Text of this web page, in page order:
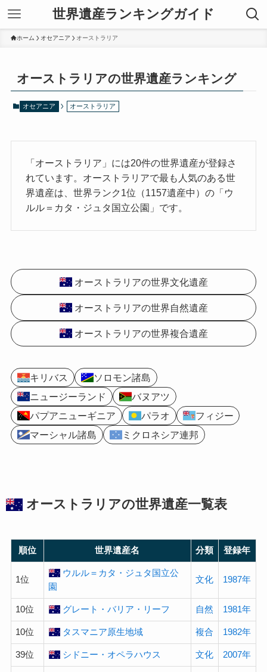
世界遺産ランキングガイド
ホーム オセアニア オーストラリア
オーストラリアの世界遺産ランキング
オセアニア オーストラリア
「オーストラリア」には20件の世界遺産が登録さ
れています。オーストラリアで最も人気のある世
界遺産は、世界ランク1位（1157遺産中）の「ウ
ルル＝カタ・ジュタ国立公園」です。
オーストラリアの世界文化遺産
オーストラリアの世界自然遺産
オーストラリアの世界複合遺産
キリバス
ソロモン諸島
ニュージーランド
バヌアツ
パプアニューギニア
パラオ
フィジー
マーシャル諸島
ミクロネシア連邦
オーストラリアの世界遺産一覧表
順位 世界遺産名 分類 登録年
1位
ウルル＝カタ・ジュタ国立公
園
文化 1987年
10位 グレート・バリア・リーフ 自然 1981年
10位 タスマニア原生地域 複合 1982年
39位 シドニー・オペラハウス 文化 2007年